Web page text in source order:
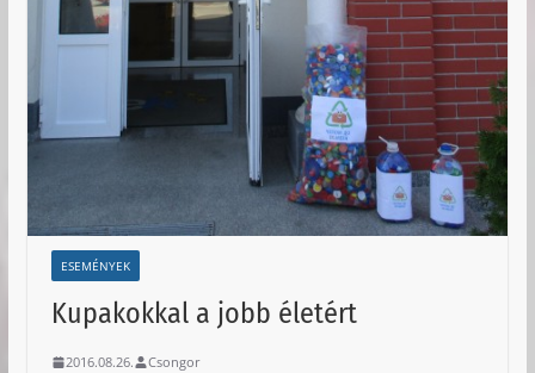
ESEMÉNYEK
Kupakokkal a jobb életért
2016.08.26.
Csongor